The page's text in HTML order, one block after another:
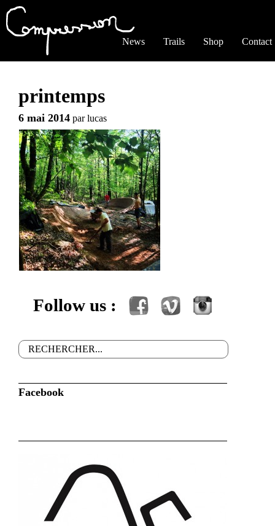
News Trails Shop Contact
printemps
6 mai 2014 parlucas
Follow us : FacebookVimeo Instagram
Formulaire de recherche
Rechercher
Facebook